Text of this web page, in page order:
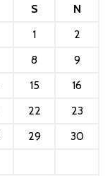
S
N
1
2
8
9
15
16
22
23
29
30